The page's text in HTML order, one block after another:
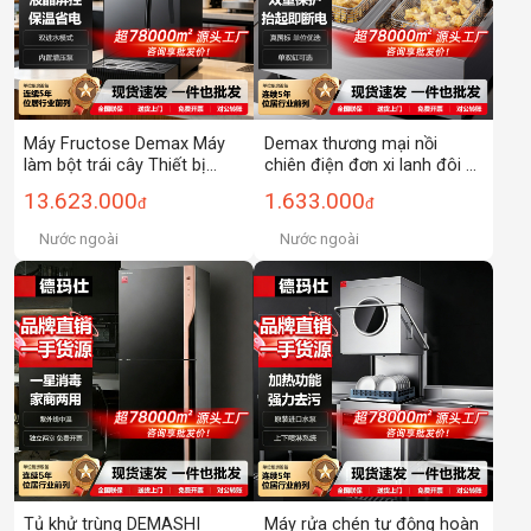
Máy Fructose Demax Máy
làm bột trái cây Thiết bị
Fructose hoàn toàn tự
động Máy phân phối định
lượng｜Máy tạo bọt sữa
13.623.000đ
Nước ngoài
Demax thương mại nồi
chiên điện đơn xi lanh đôi xi
cơ điện nồi chiên vỉ nướng
1.633.000đ
Nước ngoài
Tủ khử trùng DEMASHI
Máy rửa chén tự động hoàn